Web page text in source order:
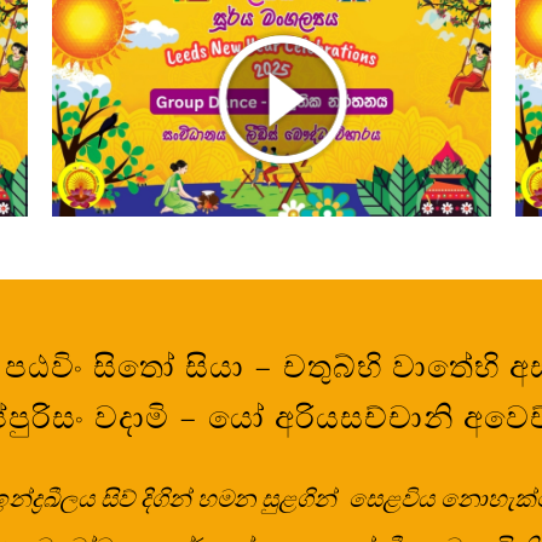
ලීඩ්ස් සූර්ය මංගල්‍යය 2025 – සාමුහික
ගායනය – Group Song
සිතෝ සියා – චතුබ්භි වාතේභි
වදාමි – යෝ අරියසච්චානි
සිව් දිගින් හමන සුළගින් සෙළවිය